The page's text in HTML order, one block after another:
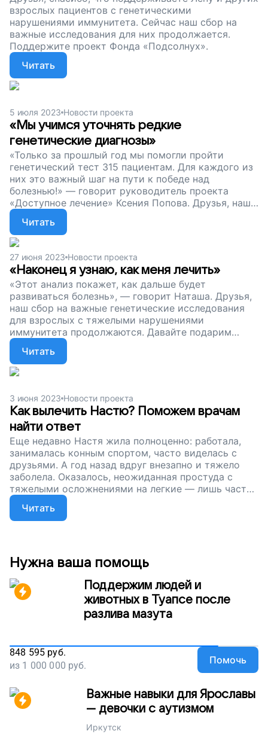
взрослых пациентов с генетическими
нарушениями иммунитета. Сейчас наш сбор на
важные исследования для них продолжается.
Поддержите проект Фонда «Подсолнух».
Читать
5 июля 2023 Новости проекта
«Мы учимся уточнять редкие
генетические диагнозы»
«Только за прошлый год мы помогли пройти
генетический тест 315 пациентам. Для каждого из
них это важный шаг на пути к победе над
болезнью!» — говорит руководитель проекта
«Доступное лечение» Ксения Попова. Друзья, наш
сбор продолжается. Поддержите сотни взрослых
пациентов с тяжелыми нарушениями иммунитета.
Читать
27 июня 2023 Новости проекта
«Наконец я узнаю, как меня лечить»
«Этот анализ покажет, как дальше будет
развиваться болезнь», — говорит Наташа. Друзья,
наш сбор на важные генетические исследования
для взрослых с тяжелыми нарушениями
иммунитета продолжаются. Давайте подарим
Наташе шанс на выздоровление.
Читать
3 июня 2023 Новости проекта
Как вылечить Настю? Поможем врачам
найти ответ
Еще недавно Настя жила полноценно: работала,
занималась конным спортом, часто виделась с
друзьями. А год назад вдруг внезапно и тяжело
заболела. Оказалось, неожиданная простуда с
тяжелыми осложнениями на легкие — лишь часть
системного сбоя в организме девушки. Друзья,
наш сбор продолжается. Давайте подарим Насте и
другим пациентам с врожденным
Читать
Нужна ваша помощь
Поддержим людей и
животных в Туапсе после
разлива мазута
848 595 руб.
из 1 000 000 руб. Помочь
Важные навыки для Ярославы
— девочки с аутизмом
Иркутск